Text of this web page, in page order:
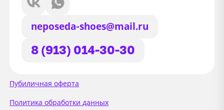
neposeda-shoes@mail.ru
8 (913) 014-30-30
Пубиличная оферта
Политика обработки данных
Сайт использует файлы Cookie
Мы используем файлы cookie и